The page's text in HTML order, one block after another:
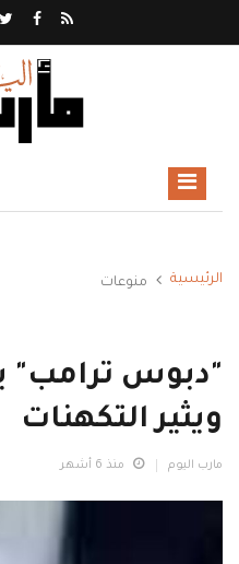
الرئيسية منوعات
"دبوس ترامب"
ويثير التكهنات
مارب اليوم منذ 6 أشهر